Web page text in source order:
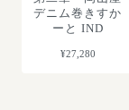
デニム巻きすか
ーと IND
¥27,280